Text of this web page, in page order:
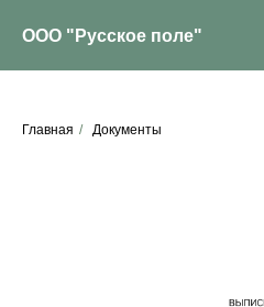
ООО "Русское поле"
Главная / Документы